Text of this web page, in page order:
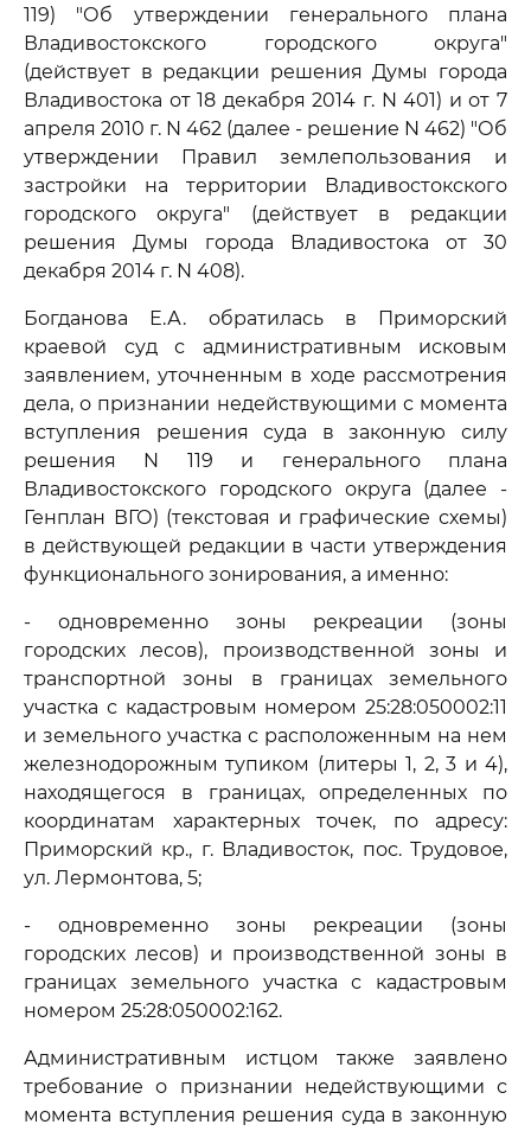
119) "Об утверждении генерального плана
Владивостокского городского округа"
(действует в редакции решения Думы города
Владивостока от 18 декабря 2014 г. N 401) и от 7
апреля 2010 г. N 462 (далее - решение N 462) "Об
утверждении Правил землепользования и
застройки на территории Владивостокского
городского округа" (действует в редакции
решения Думы города Владивостока от 30
декабря 2014 г. N 408).
Богданова Е.А. обратилась в Приморский
краевой суд с административным исковым
заявлением, уточненным в ходе рассмотрения
дела, о признании недействующими с момента
вступления решения суда в законную силу
решения N 119 и генерального плана
Владивостокского городского округа (далее -
Генплан ВГО) (текстовая и графические схемы)
в действующей редакции в части утверждения
функционального зонирования, а именно:
- одновременно зоны рекреации (зоны
городских лесов), производственной зоны и
транспортной зоны в границах земельного
участка с кадастровым номером 25:28:050002:11
и земельного участка с расположенным на нем
железнодорожным тупиком (литеры 1, 2, 3 и 4),
находящегося в границах, определенных по
координатам характерных точек, по адресу:
Приморский кр., г. Владивосток, пос. Трудовое,
ул. Лермонтова, 5;
- одновременно зоны рекреации (зоны
городских лесов) и производственной зоны в
границах земельного участка с кадастровым
номером 25:28:050002:162.
Административным истцом также заявлено
требование о признании недействующими с
момента вступления решения суда в законную